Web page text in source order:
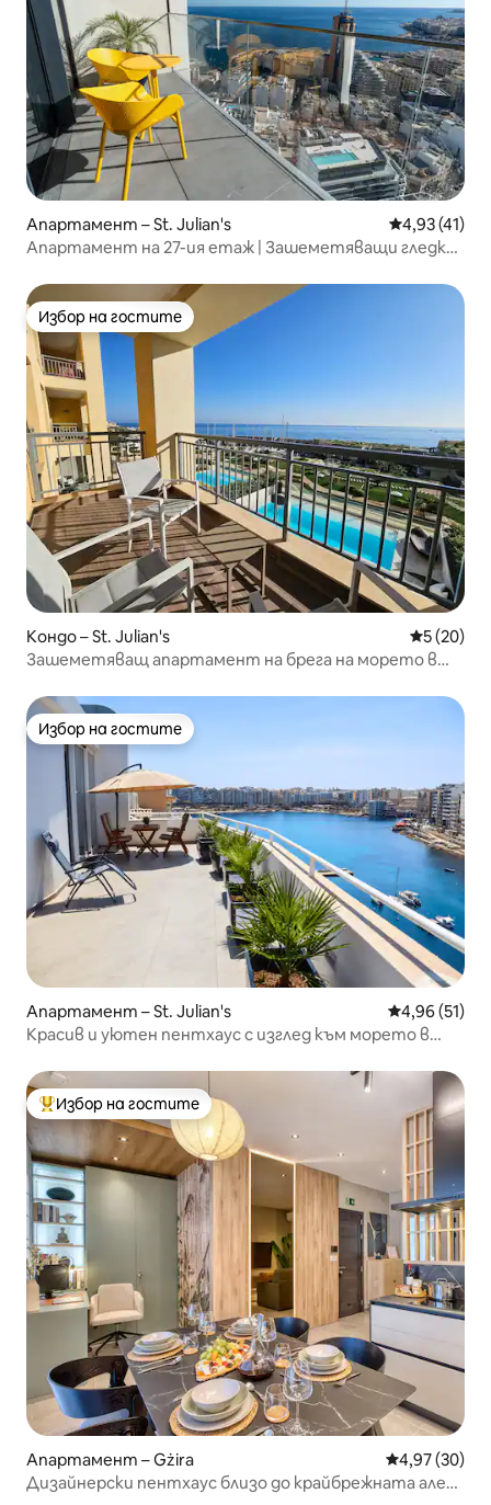
Апартамент – St. Julian's Средна
4,93 (41)
Апартамент на 27-ия етаж | Зашеметяващи гледки
Избор на гостите
Избор на гостите
Кондо – St. Julian's Средна
5 (20)
Зашеметяващ апартамент на брега на морето в
Избор на гостите
Избор на гостите
Апартамент – St. Julian's Средна
4,96 (51)
Красив и уютен пентхаус с изглед към морето в
Най-популярен избор на гостите
Избор на гостите
Апартамент – Gżira Средна
4,97 (30)
Дизайнерски пентхаус близо до крайбрежната алея |